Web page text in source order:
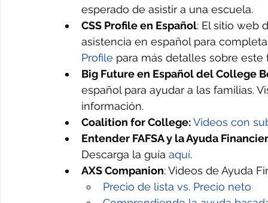
esperado de asistir a una escuela.
CSS Profile en Español: El sitio web
asistencia en español para
Profile para más detalles sobre este
Big Future en Español del College
español para ayudar a las familias.
información.
Coalition for College: Videos con
Entender FAFSA y la Ayuda
Descarga la guía aquí.
AXS Companion: Videos de Ayuda
Precio de lista vs. Precio neto